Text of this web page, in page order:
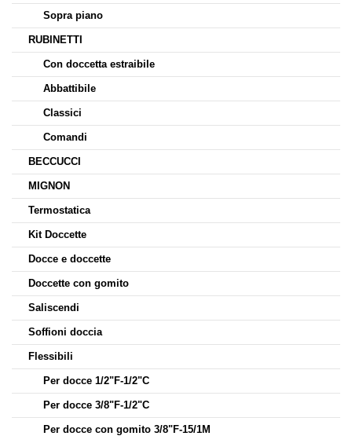
Sopra piano
RUBINETTI
Con doccetta estraibile
Abbattibile
Classici
Comandi
BECCUCCI
MIGNON
Termostatica
Kit Doccette
Docce e doccette
Doccette con gomito
Saliscendi
Soffioni doccia
Flessibili
Per docce 1/2"F-1/2"C
Per docce 3/8"F-1/2"C
Per docce con gomito 3/8"F-15/1M